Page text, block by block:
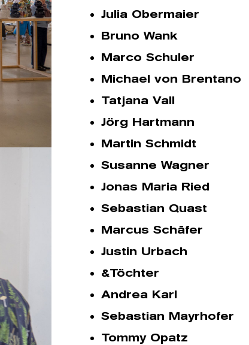
Julia Obermaier
Bruno Wank
Marco Schuler
Michael von Brentano
Tatjana Vall
Jörg Hartmann
Martin Schmidt
Susanne Wagner
Jonas Maria Ried
Sebastian Quast
Marcus Schäfer
Justin Urbach
&Töchter
Andrea Karl
Sebastian Mayrhofer
Tommy Opatz